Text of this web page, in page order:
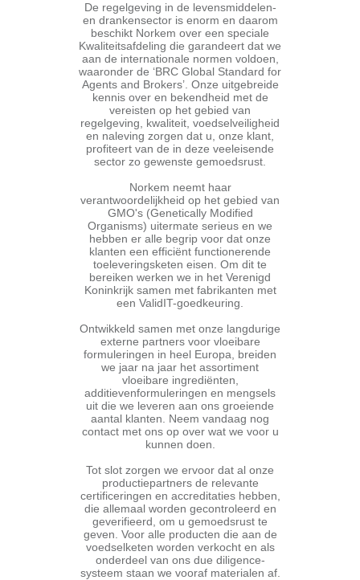
De regelgeving in de levensmiddelen-
en drankensector is enorm en daarom
beschikt Norkem over een speciale
Kwaliteitsafdeling die garandeert dat we
aan de internationale normen voldoen,
waaronder de ‘BRC Global Standard for
Agents and Brokers’. Onze uitgebreide
kennis over en bekendheid met de
vereisten op het gebied van
regelgeving, kwaliteit, voedselveiligheid
en naleving zorgen dat u, onze klant,
profiteert van de in deze veeleisende
sector zo gewenste gemoedsrust.
Norkem neemt haar
verantwoordelijkheid op het gebied van
GMO's (Genetically Modified
Organisms) uitermate serieus en we
hebben er alle begrip voor dat onze
klanten een efficiënt functionerende
toeleveringsketen eisen. Om dit te
bereiken werken we in het Verenigd
Koninkrijk samen met fabrikanten met
een ValidIT-goedkeuring.
Ontwikkeld samen met onze langdurige
externe partners voor vloeibare
formuleringen in heel Europa, breiden
we jaar na jaar het assortiment
vloeibare ingrediënten,
additievenformuleringen en mengsels
uit die we leveren aan ons groeiende
aantal klanten. Neem vandaag nog
contact met ons op over wat we voor u
kunnen doen.
Tot slot zorgen we ervoor dat al onze
productiepartners de relevante
certificeringen en accreditaties hebben,
die allemaal worden gecontroleerd en
geverifieerd, om u gemoedsrust te
geven. Voor alle producten die aan de
voedselketen worden verkocht en als
onderdeel van ons due diligence-
systeem staan we vooraf materialen af.